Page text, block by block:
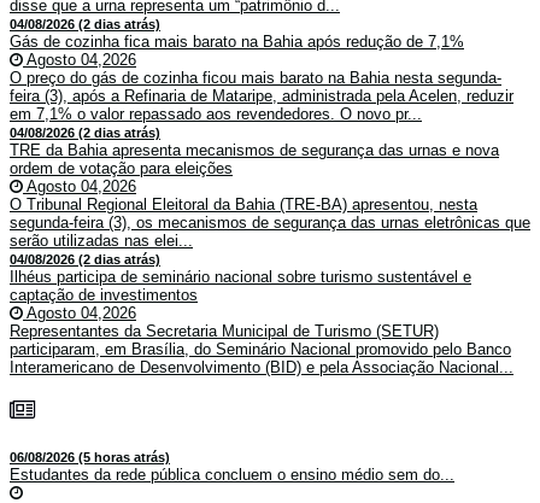
disse que a urna representa um “patrimônio d...
04/08/2026 (2 dias atrás)
Gás de cozinha fica mais barato na Bahia após redução de 7,1%
Agosto 04,2026
O preço do gás de cozinha ficou mais barato na Bahia nesta segunda-
feira (3), após a Refinaria de Mataripe, administrada pela Acelen, reduzir
em 7,1% o valor repassado aos revendedores. O novo pr...
04/08/2026 (2 dias atrás)
TRE da Bahia apresenta mecanismos de segurança das urnas e nova
ordem de votação para eleições
Agosto 04,2026
O Tribunal Regional Eleitoral da Bahia (TRE-BA) apresentou, nesta
segunda-feira (3), os mecanismos de segurança das urnas eletrônicas que
serão utilizadas nas elei...
04/08/2026 (2 dias atrás)
Ilhéus participa de seminário nacional sobre turismo sustentável e
captação de investimentos
Agosto 04,2026
Representantes da Secretaria Municipal de Turismo (SETUR)
participaram, em Brasília, do Seminário Nacional promovido pelo Banco
Interamericano de Desenvolvimento (BID) e pela Associação Nacional...
06/08/2026 (5 horas atrás)
Estudantes da rede pública concluem o ensino médio sem do...